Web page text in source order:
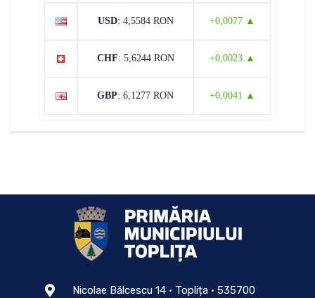
USD: 4,5584 RON +0,0077 ▲
CHF: 5,6244 RON +0,0023 ▲
GBP: 6,1277 RON +0,0041 ▲
Nicolae Bălcescu 14 • Toplița • 535700